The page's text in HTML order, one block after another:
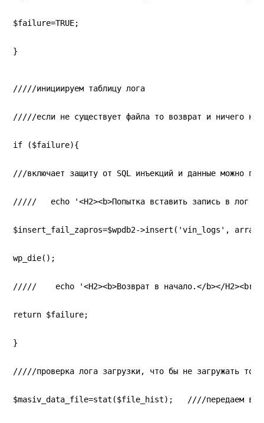
$failure=TRUE;
}
/////инициируем таблицу лога
/////если не существует файла то возврат и ничего не
if ($failure){
///включает защиту от SQL инъекций и данные можно
/////   echo '<H2><b>Попытка вставить запись в лог
$insert_fail_zapros=$wpdb2->insert('vin_logs',
wp_die();
/////    echo '<H2><b>Возврат в начало.</b></
return $failure;
}
/////проверка лога загрузки, что бы не загружать
$masiv_data_file=stat($file_hist);   ////передаем в